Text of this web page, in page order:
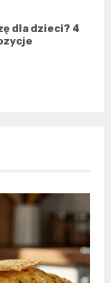
dla dzieci? 4